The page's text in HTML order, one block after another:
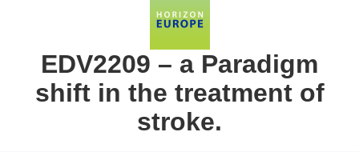
EDV2209 – a Paradigm
shift in the treatment of
stroke.